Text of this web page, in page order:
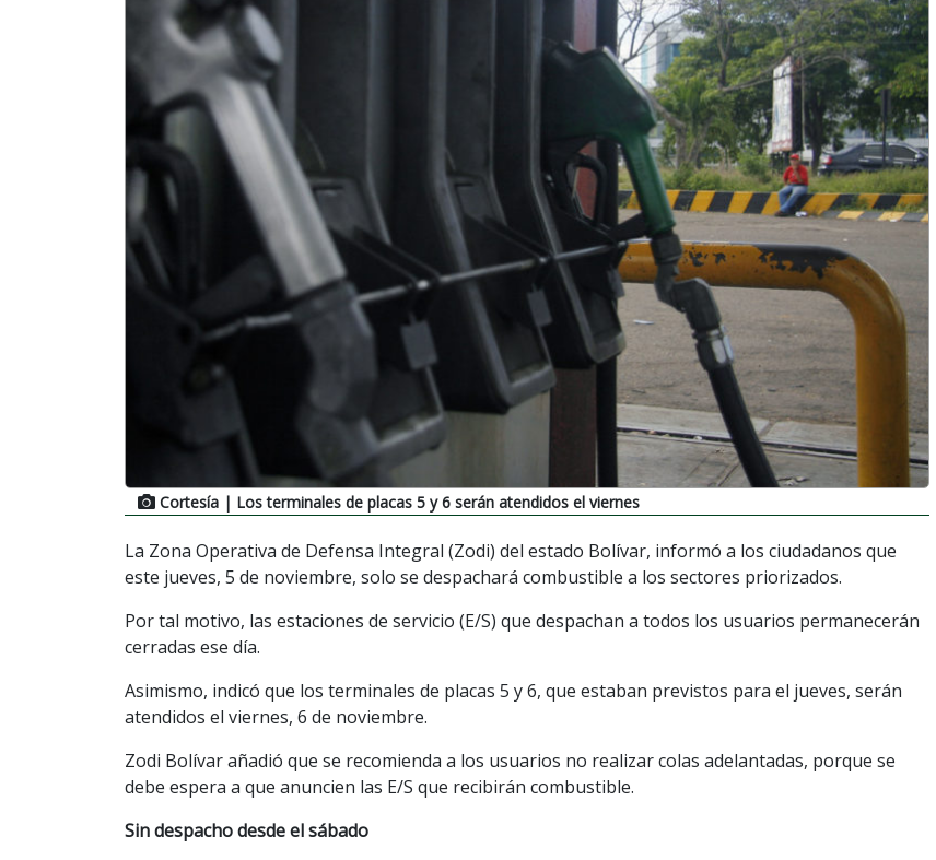
Cortesía | Los terminales de placas 5 y 6 serán atendidos el viernes
La Zona Operativa de Defensa Integral (Zodi) del estado Bolívar, informó a los ciudadanos que
este jueves, 5 de noviembre, solo se despachará combustible a los sectores priorizados.
Por tal motivo, las estaciones de servicio (E/S) que despachan a todos los usuarios permanecerán
cerradas ese día.
Asimismo, indicó que los terminales de placas 5 y 6, que estaban previstos para el jueves, serán
atendidos el viernes, 6 de noviembre.
Zodi Bolívar añadió que se recomienda a los usuarios no realizar colas adelantadas, porque se
debe espera a que anuncien las E/S que recibirán combustible.
Sin despacho desde el sábado